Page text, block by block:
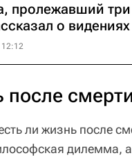
пролежавший
о видениях
12:12
ли жизнь после
дилемма, а